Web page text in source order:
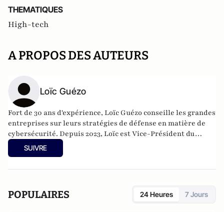
THEMATIQUES
High-tech
A PROPOS DES AUTEURS
Loïc Guézo
Fort de 30 ans d'expérience, Loïc Guézo conseille les grandes
entreprises sur leurs stratégies de défense en matière de
cybersécurité. Depuis 2023, Loïc est Vice-Président du
CLUSIF (association de référence de la sécurité du
numérique en France, forte de 1200 membres) et par
SUIVRE
POPULAIRES 24 Heures 7 Jours